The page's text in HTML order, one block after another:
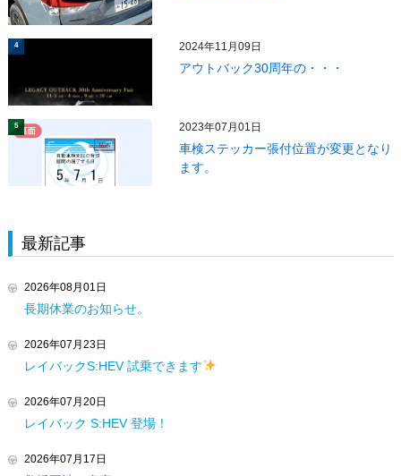
4 2024年11月09日
アウトバック30周年の・・・
5 2023年07月01日
車検ステッカー張付位置が変更となり
ます。
最新記事
2026年08月01日
長期休業のお知らせ。
2026年07月23日
レイバックS:HEV 試乗できます
2026年07月20日
レイバック S:HEV 登場！
2026年07月17日